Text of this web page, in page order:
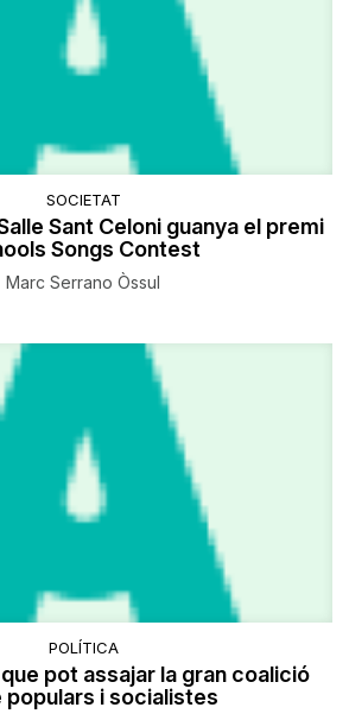
SOCIETAT
Sant Celoni guanya el premi
Songs Contest
Marc Serrano Òssul
POLÍTICA
pot assajar la gran coalició
populars i socialistes